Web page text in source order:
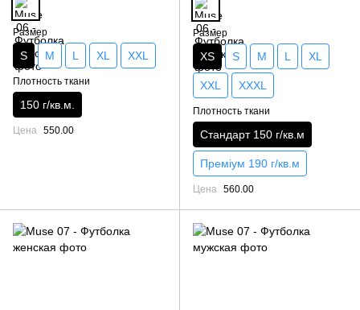
Размер
S M L XL XXL
Плотность ткани
150 г/кв.м.
Цена 550.00
Размер
XS S M L XL
XXL XXXL
Плотность ткани
Стандарт 150 г/кв.м
Преміум 190 г/кв.м
Цена 560.00